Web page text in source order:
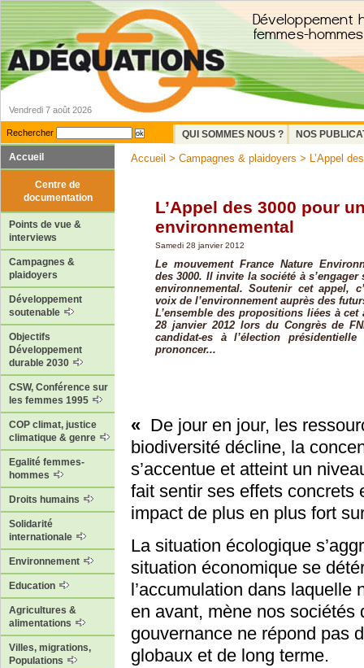
Vendredi 7 août 2026
Rechercher QUI SOMMES NOUS ?
NOS
Accueil
Centre de
documentation
Points de vue &
interviews
Campagnes &
plaidoyers
Développement
soutenable
Objectifs
Développement
durable 2030
CSW, Conférence sur
les femmes 1995
COP climat, justice
climatique & genre
Egalité femmes-
hommes
Droits humains
Solidarité
internationale
Environnement
Education
Agricultures &
alimentations
Villes, migrations,
Populations
Accueil > Campagnes & plaidoyers > L’Appel
L’Appel des 3000 pour
environnemental
Samedi 28 janvier 2012
Le mouvement France Nature
des 3000. Il invite la société à
environnemental. Soutenir cet appel,
voix de l’environnement auprès des
L’ensemble des propositions liées à
28 janvier 2012 lors du Congrès de
candidat-es à l’élection
prononcer...
« De jour en jour, les
biodiversité décline, la
s’accentue et atteint un
fait sentir ses effets concrets
impact de plus en plus fort
La situation écologique
situation économique se
l’accumulation dans
en avant, mène nos sociétés
gouvernance ne répond pas
globaux et de long terme.